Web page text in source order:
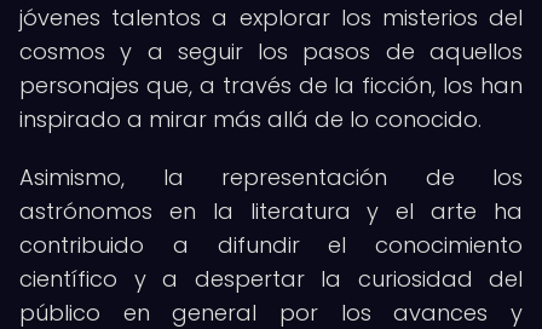
jóvenes talentos a explorar los misterios del
cosmos y a seguir los pasos de aquellos
personajes que, a través de la ficción, los han
inspirado a mirar más allá de lo conocido.
Asimismo, la representación de los
astrónomos en la literatura y el arte ha
contribuido a difundir el conocimiento
científico y a despertar la curiosidad del
público en general por los avances y